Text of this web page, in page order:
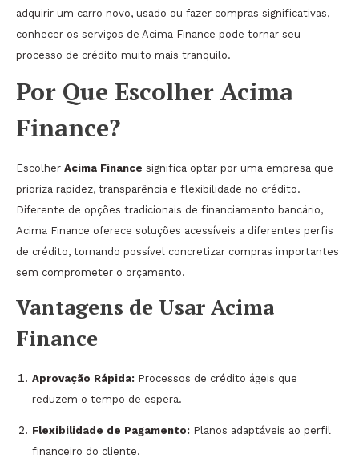
adquirir um carro novo, usado ou fazer compras significativas,
conhecer os serviços de Acima Finance pode tornar seu
processo de crédito muito mais tranquilo.
Por Que Escolher Acima
Finance?
Escolher Acima Finance significa optar por uma empresa que
prioriza rapidez, transparência e flexibilidade no crédito.
Diferente de opções tradicionais de financiamento bancário,
Acima Finance oferece soluções acessíveis a diferentes perfis
de crédito, tornando possível concretizar compras importantes
sem comprometer o orçamento.
Vantagens de Usar Acima
Finance
Aprovação Rápida: Processos de crédito ágeis que
reduzem o tempo de espera.
Flexibilidade de Pagamento: Planos adaptáveis ao perfil
financeiro do cliente.